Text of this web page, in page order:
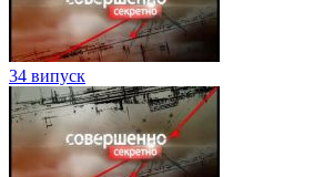
34 випуск